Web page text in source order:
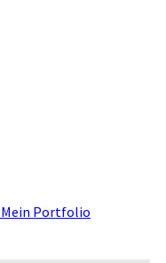
Mein Portfolio